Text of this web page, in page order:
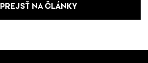
PREJSŤ NA ČLÁNKY